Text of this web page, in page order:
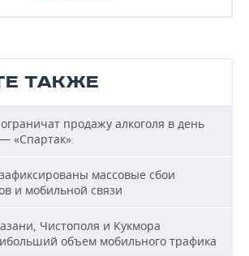
ТАКЖЕ
продажу алкоголя в день
«Спартак»
массовые сбои
и мобильной связи
Чистополя и Кукмора
объем мобильного трафика